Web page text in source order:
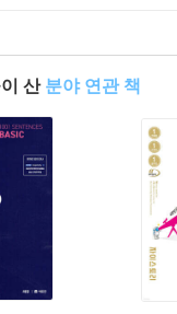
산 분야 연관 책